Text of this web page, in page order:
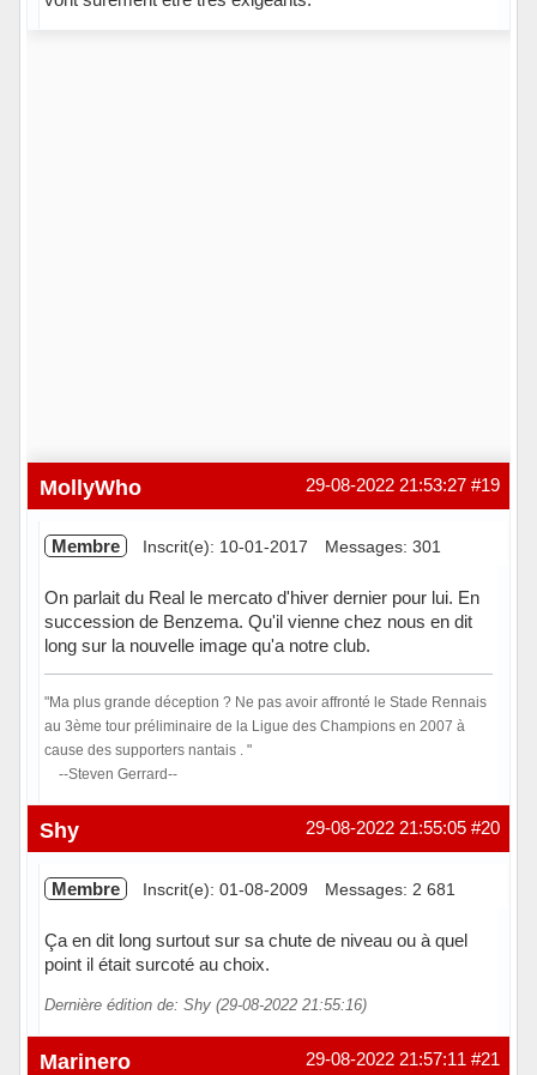
#19
29-08-2022 21:53:27
MollyWho
Membre Inscrit(e): 10-01-2017 Messages: 301
On parlait du Real le mercato d'hiver dernier pour lui. En
succession de Benzema. Qu'il vienne chez nous en dit
long sur la nouvelle image qu'a notre club.
"Ma plus grande déception ? Ne pas avoir affronté le Stade Rennais
au 3ème tour préliminaire de la Ligue des Champions en 2007 à
cause des supporters nantais . "
--Steven Gerrard--
Hors ligne #20
29-08-2022 21:55:05
Shy
Membre Inscrit(e): 01-08-2009 Messages: 2 681
Ça en dit long surtout sur sa chute de niveau ou à quel
point il était surcoté au choix.
Dernière édition de: Shy (29-08-2022 21:55:16)
Hors ligne #21
29-08-2022 21:57:11
Marinero